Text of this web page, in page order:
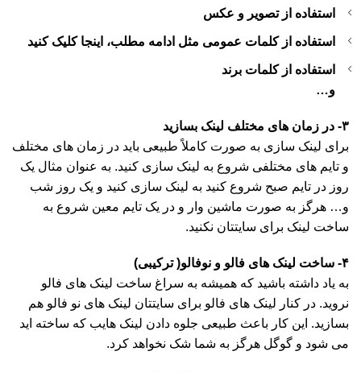
استفاده از تصویر و عکس
استفاده از کلمات عمومی مثل ادامه مطلب، اینجا کلیک کنید
استفاده از کلمات برند
و…
۳- در زمان های مختلف لینک بسازید
برای لینک سازی به صورت کاملاً طبیعی باید در زمان های مختلف
و تایم های مختلفی شروع به لینک سازی کنید. به عنوان مثال یک
روز در تایم صبح شروع کنید به لینک سازی کنید و یک روز شب
و… هرگز به صورت ماشین وار و در یک تایم معین شروع به
ساخت لینک برای سایتتان نکنید.
۴- ساخت لینک های فالو و نوفالو( ترکیبی)
به یاد داشته باشید که همیشه به سراغ ساخت لینک های فالو
نروید. در کنار لینک های فالو برای سایتتان لینک های نو فالو هم
بسازید. این کار باعث طبیعی جلوه دادن لینک هایب که ساخته اید
می شود و گوگل هرگز به شما شک نخواهد کرد.